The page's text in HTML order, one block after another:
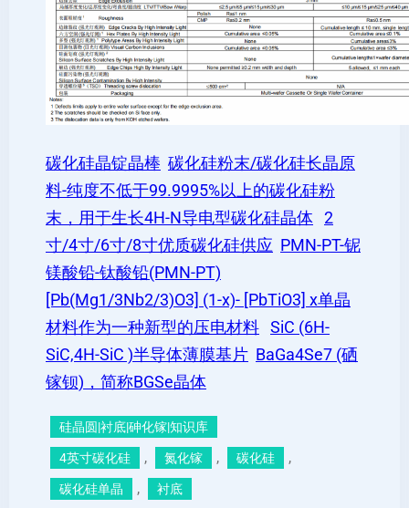
碳化硅晶锭晶棒 碳化硅粉末/碳化硅长晶原
料-纯度不低于99.9995%以上的碳化硅粉
末，用于生长4H-N导电型碳化硅晶体 2
寸/4寸/6寸/8寸优质碳化硅供应 PMN-PT-铌
镁酸铅-钛酸铅(PMN-PT)
[Pb(Mg1/3Nb2/3)O3] (1-x)- [PbTiO3] x单晶
材料作为一种新型的压电材料 SiC (6H-
SiC,4H-SiC )半导体薄膜基片 BaGa4Se7 (硒
镓钡)，简称BGSe晶体
硅晶圆|衬底|砷化镓|知识库
4英寸碳化硅 , 氮化镓 , 碳化硅 ,
碳化硅单晶 , 衬底